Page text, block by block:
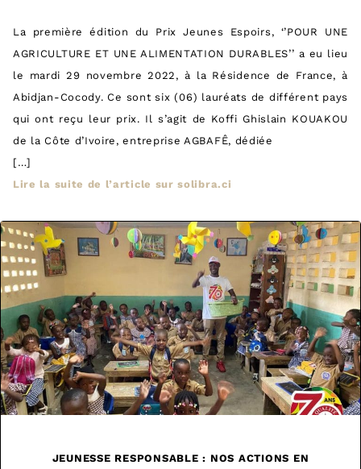
La première édition du Prix Jeunes Espoirs, ‘’POUR UNE
AGRICULTURE ET UNE ALIMENTATION DURABLES’’ a eu lieu
le mardi 29 novembre 2022, à la Résidence de France, à
Abidjan-Cocody. Ce sont six (06) lauréats de différent pays
qui ont reçu leur prix. Il s’agit de Koffi Ghislain KOUAKOU
de la Côte d’Ivoire, entreprise AGBAFÊ, dédiée
[…]
Lire la suite de l’article sur solibra.ci
JEUNESSE RESPONSABLE : NOS ACTIONS EN